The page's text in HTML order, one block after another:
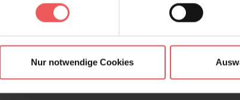
Nur notwendige Cookies